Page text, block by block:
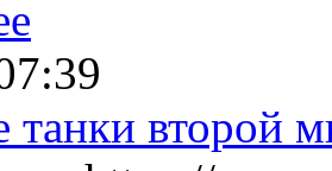
танки второй